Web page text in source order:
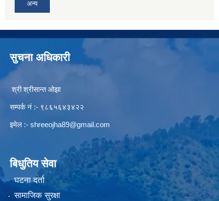
अन्य
सुचना अधिकारी
श्री श्रीसान्त ओझा
सम्पर्क नं :- ९८६५६४३४२२
इमेल :- shreeojha89@gmail.com
बिधुतिय सेवा
घटना दर्ता
सामाजिक सुरक्षा